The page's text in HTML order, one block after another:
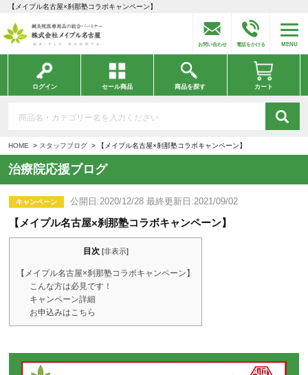
【メイプル名古屋×刹那塾コラボキャンペーン】
お問い合わせ 電話をかける MENU
ログイン セール商品 商品を探す カート
HOME スタッフブログ 【メイプル名古屋×刹那塾コラボキャンペーン】
治療院応援ブログ
キャンペーン 公開日:2020/12/28 最終更新日:2021/09/02
【メイプル名古屋×刹那塾コラボキャンペーン】
目次 [非表示]
【メイプル名古屋×刹那塾コラボキャンペーン】
こんな方は必見です！
キャンペーン詳細
お申込みはこちら